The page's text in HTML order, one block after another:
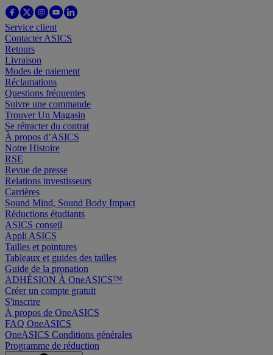
Service client
Contacter ASICS
Retours
Livraison
Modes de paiement
Réclamations
Questions fréquentes
Suivre une commande
Trouver Un Magasin
Se rétracter du contrat
À propos d’ASICS
Notre Histoire
RSE
Revue de presse
Relations investisseurs
Carrières
Sound Mind, Sound Body Impact
Réductions étudiants
ASICS conseil
Appli ASICS
Tailles et pointures
Tableaux et guides des tailles
Guide de la pronation
ADHÉSION À OneASICS™
Créer un compte gratuit
S'inscrire
À propos de OneASICS
FAQ OneASICS
OneASICS Conditions générales
Programme de réduction